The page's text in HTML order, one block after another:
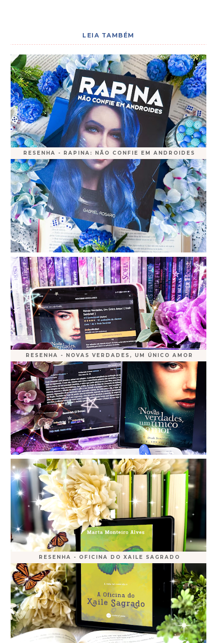
LEIA TAMBÉM
RESENHA - RAPINA: NÃO CONFIE EM ANDROIDES
RESENHA - NOVAS VERDADES, UM ÚNICO AMOR
RESENHA - OFICINA DO XAILE SAGRADO